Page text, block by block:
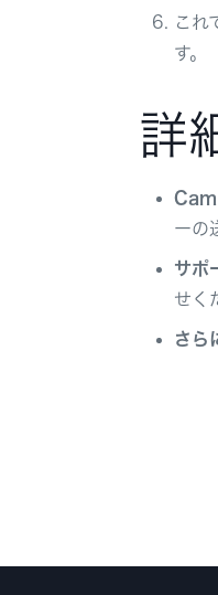
これ
す。
詳
ーの
サポ
せく
さら